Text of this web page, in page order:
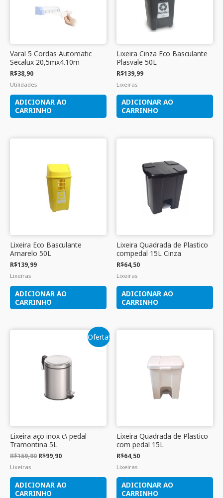
Varal 5 Cordas Automatic
Secalux 20,5mx4.10m
R$38,90
Utilidades
ADICIONAR AO
CARRINHO
Lixeira Cinza Eco Basculante
Plasvale 50L
R$139,99
Lixeiras
ADICIONAR AO
CARRINHO
Lixeira Eco Basculante
Amarelo 50L
R$139,99
Lixeiras
ADICIONAR AO
CARRINHO
Lixeira Quadrada de Plastico
compedal 15L Cinza
R$64,50
Lixeiras
ADICIONAR AO
CARRINHO
Oferta!
Lixeira aço inox c\ pedal
Tramontina 5L
R$159,90 R$99,90
Lixeiras
ADICIONAR AO
CARRINHO
Lixeira Quadrada de Plastico
com pedal 15L
R$64,50
Lixeiras
ADICIONAR AO
CARRINHO